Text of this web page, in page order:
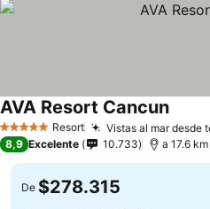
5 Estrellas Resort Vistas al mar desde
AVA Resort CancunVer
8,9 Excelente 10.733 a 17.6
De $278.315